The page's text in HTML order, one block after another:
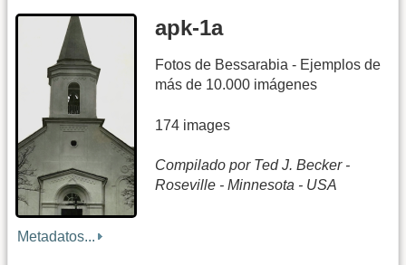
apk-1a
Fotos de Bessarabia - Ejemplos de
más de 10.000 imágenes
174 images
Compilado por Ted J. Becker -
Roseville - Minnesota - USA
Metadatos...